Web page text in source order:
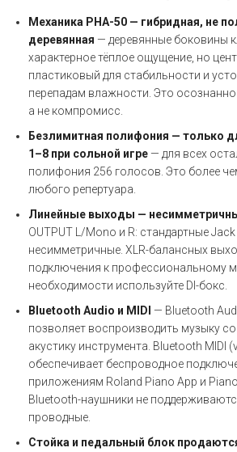
Механика PHA-50 — гибридная, не
деревянная — деревянные боковины
характерное тёплое ощущение, но
пластиковый для стабильности и
перепадам влажности. Это
а не компромисс.
Безлимитная полифония — только
1–8 при сольной игре — для всех
полифония 256 голосов. Это более
любого репертуара.
Линейные выходы —
OUTPUT L/Mono и R: стандартные
несимметричные. XLR-балансных
подключения к профессиональному
необходимости используйте DI-бокс.
Bluetooth Audio и MIDI — Bluetooth
позволяет воспроизводить музыку
акустику инструмента. Bluetooth MIDI
обеспечивает беспроводное
приложениям Roland Piano App и
Bluetooth-наушники не
проводные.
Стойка и педальный блок